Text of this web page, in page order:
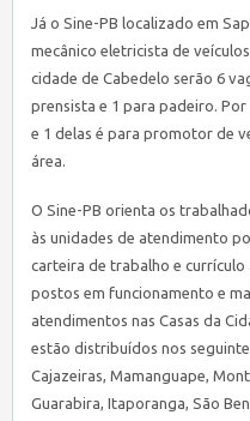
Já o Sine-PB localizado em
mecânico eletricista de
cidade de Cabedelo serão 6
prensista e 1 para padeiro.
e 1 delas é para promotor de
área.
O Sine-PB orienta os
às unidades de atendimento
carteira de trabalho e
postos em funcionamento e
atendimentos nas Casas da
estão distribuídos nos
Cajazeiras, Mamanguape,
Guarabira, Itaporanga, São